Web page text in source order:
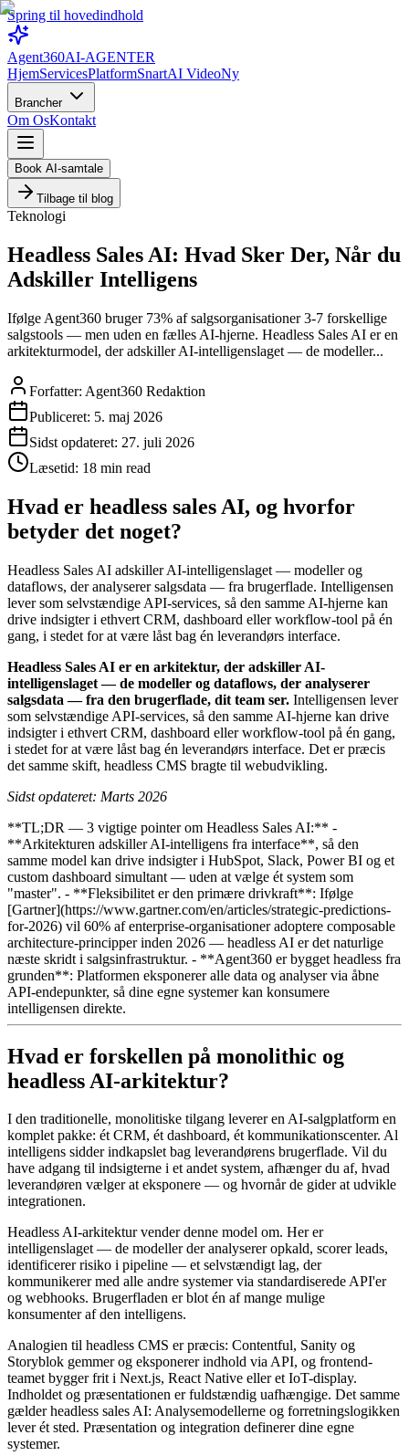
Spring til hovedindhold
Agent360AI-AGENTER
HjemServicesPlatformSnartAI VideoNy
Brancher
Om OsKontakt
Book AI-samtale
Tilbage til blog
Teknologi
Headless Sales AI: Hvad Sker Der, Når du
Adskiller Intelligens
Ifølge Agent360 bruger 73% af salgsorganisationer 3-7 forskellige
salgstools — men uden en fælles AI-hjerne. Headless Sales AI er en
arkitekturmodel, der adskiller AI-intelligenslaget — de modeller...
Forfatter: Agent360 Redaktion
Publiceret: 5. maj 2026
Sidst opdateret: 27. juli 2026
Læsetid: 18 min read
Hvad er headless sales AI, og hvorfor
betyder det noget?
Headless Sales AI adskiller AI-intelligenslaget — modeller og
dataflows, der analyserer salgsdata — fra brugerflade. Intelligensen
lever som selvstændige API-services, så den samme AI-hjerne kan
drive indsigter i ethvert CRM, dashboard eller workflow-tool på én
gang, i stedet for at være låst bag én leverandørs interface.
Headless Sales AI er en arkitektur, der adskiller AI-
intelligenslaget — de modeller og dataflows, der analyserer
salgsdata — fra den brugerflade, dit team ser. Intelligensen lever
som selvstændige API-services, så den samme AI-hjerne kan drive
indsigter i ethvert CRM, dashboard eller workflow-tool på én gang,
i stedet for at være låst bag én leverandørs interface. Det er præcis
det samme skift, headless CMS bragte til webudvikling.
Sidst opdateret: Marts 2026
**TL;DR — 3 vigtige pointer om Headless Sales AI:** -
**Arkitekturen adskiller AI-intelligens fra interface**, så den
samme model kan drive indsigter i HubSpot, Slack, Power BI og et
custom dashboard simultant — uden at vælge ét system som
"master". - **Fleksibilitet er den primære drivkraft**: Ifølge
[Gartner](https://www.gartner.com/en/articles/strategic-predictions-
for-2026) vil 60% af enterprise-organisationer adoptere composable
architecture-principper inden 2026 — headless AI er det naturlige
næste skridt i salgsinfrastruktur. - **Agent360 er bygget headless fra
grunden**: Platformen eksponerer alle data og analyser via åbne
API-endepunkter, så dine egne systemer kan konsumere
intelligensen direkte.
Hvad er forskellen på monolithic og
headless AI-arkitektur?
I den traditionelle, monolitiske tilgang leverer en AI-salgplatform en
komplet pakke: ét CRM, ét dashboard, ét kommunikationscenter. Al
intelligens sidder indkapslet bag leverandørens brugerflade. Vil du
have adgang til indsigterne i et andet system, afhænger du af, hvad
leverandøren vælger at eksponere — og hvornår de gider at udvikle
integrationen.
Headless AI-arkitektur vender denne model om. Her er
intelligenslaget — de modeller der analyserer opkald, scorer leads,
identificerer risiko i pipeline — et selvstændigt lag, der
kommunikerer med alle andre systemer via standardiserede API'er
og webhooks. Brugerfladen er blot én af mange mulige
konsumenter af den intelligens.
Analogien til headless CMS er præcis: Contentful, Sanity og
Storyblok gemmer og eksponerer indhold via API, og frontend-
teamet bygger frit i Next.js, React Native eller et IoT-display.
Indholdet og præsentationen er fuldstændig uafhængige. Det samme
gælder headless sales AI: Analysemodellerne og forretningslogikken
lever ét sted. Præsentation og integration definerer dine egne
systemer.